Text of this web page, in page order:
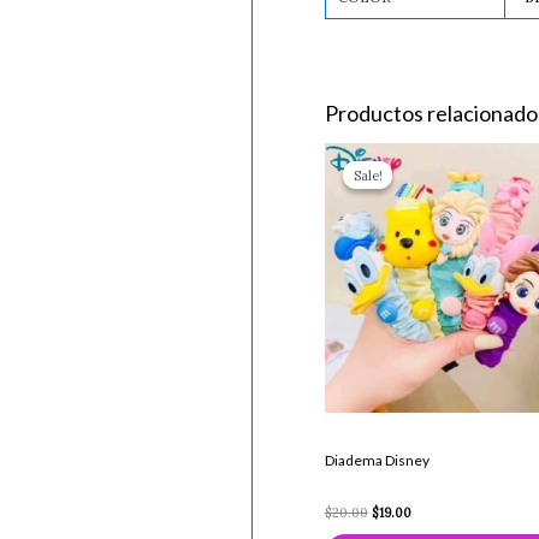
Productos
Sale!
Sale!
Diadema Disney
$20.00
price
was:
$20.00.
$19.00
is:
$19.00.